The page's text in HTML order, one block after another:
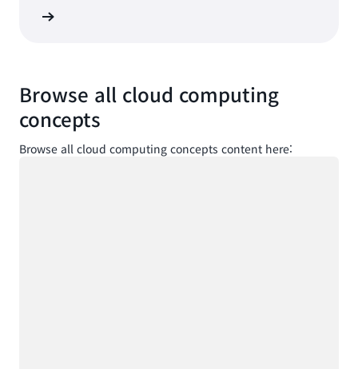
Browse all cloud computing
concepts
Browse all cloud computing concepts content here: